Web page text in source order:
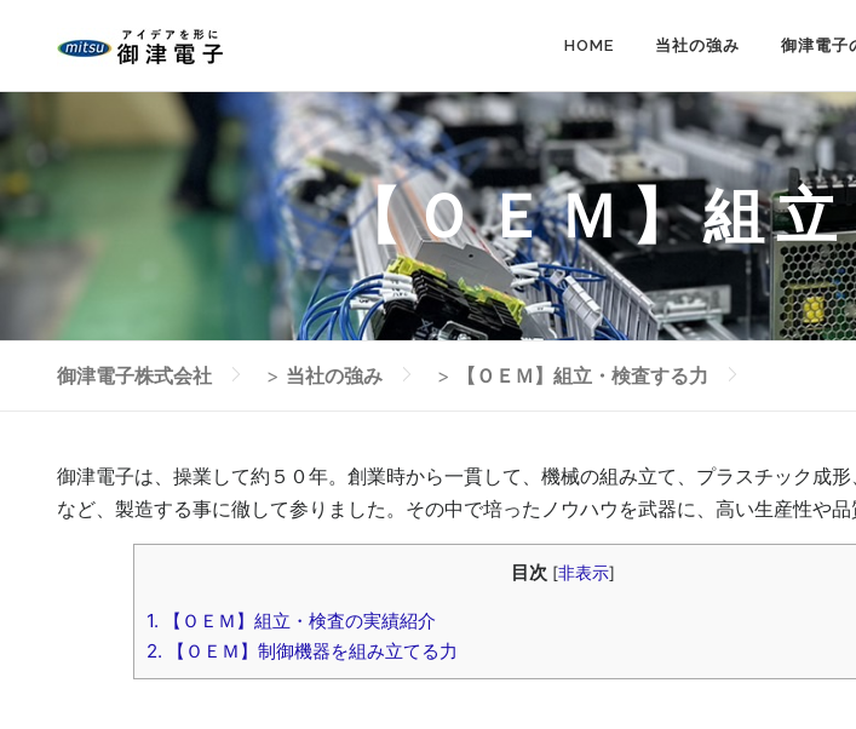
ツ
へ
キ
HOME 当社の強み 御津電子
【ＯＥＭ】組
御津電子株式会社 > 当社の強み > 【ＯＥＭ】組立・検査する力
御津電子は、操業して約５０年。創業時から一貫して、機械の組み立て、プラスチック成
など、製造する事に徹して参りました。その中で培ったノウハウを武器に、高い生産性や品
目次 [非表示]
1. 【ＯＥＭ】組立・検査の実績紹介
2. 【ＯＥＭ】制御機器を組み立てる力